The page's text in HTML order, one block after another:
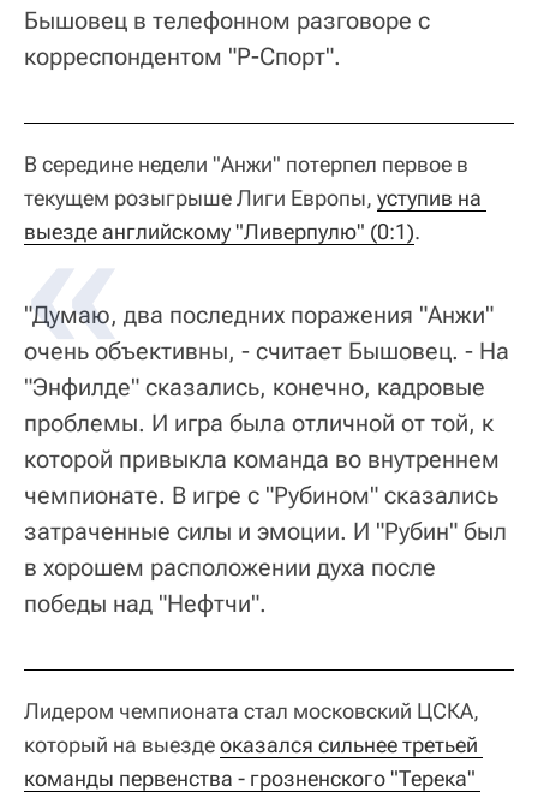
Бышовец в телефонном разговоре с
корреспондентом "Р-Спорт".
В середине недели "Анжи" потерпел первое в
текущем розыгрыше Лиги Европы, уступив на
выезде английскому "Ливерпулю" (0:1).
"Думаю, два последних поражения "Анжи"
очень объективны, - считает Бышовец. - На
"Энфилде" сказались, конечно, кадровые
проблемы. И игра была отличной от той, к
которой привыкла команда во внутреннем
чемпионате. В игре с "Рубином" сказались
затраченные силы и эмоции. И "Рубин" был
в хорошем расположении духа после
победы над "Нефтчи".
Лидером чемпионата стал московский ЦСКА,
который на выездеоказался сильнее третьей
команды первенства - грозненского "Терека"